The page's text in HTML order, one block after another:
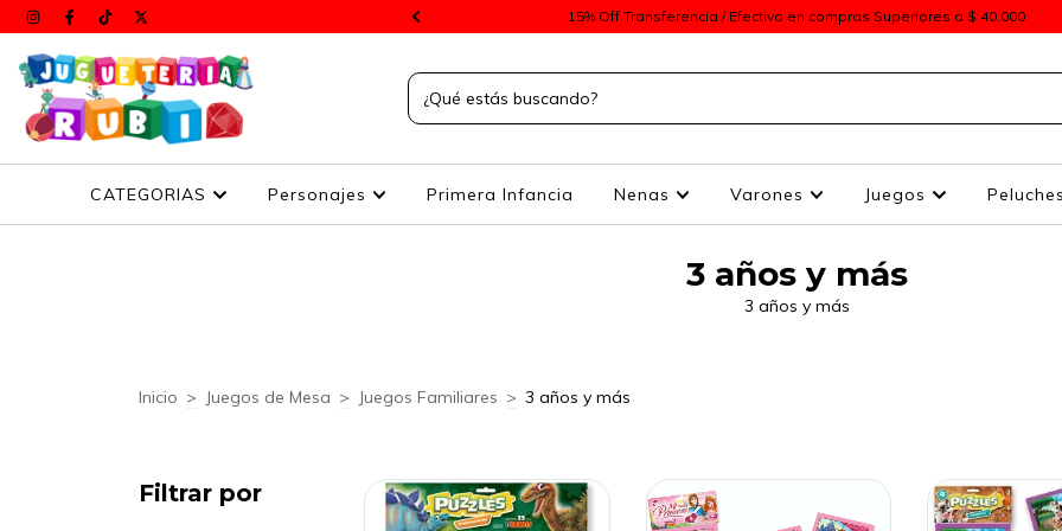
a todos el país 15% Off Transferencia / Efectivo en compras Superiores a $ 40.000
CATEGORIAS Personajes Primera Infancia Nenas Varones Juegos Peluches
3 años y más
3 años y más
Inicio > Juegos de Mesa > Juegos Familiares > 3 años y más
Filtrar por